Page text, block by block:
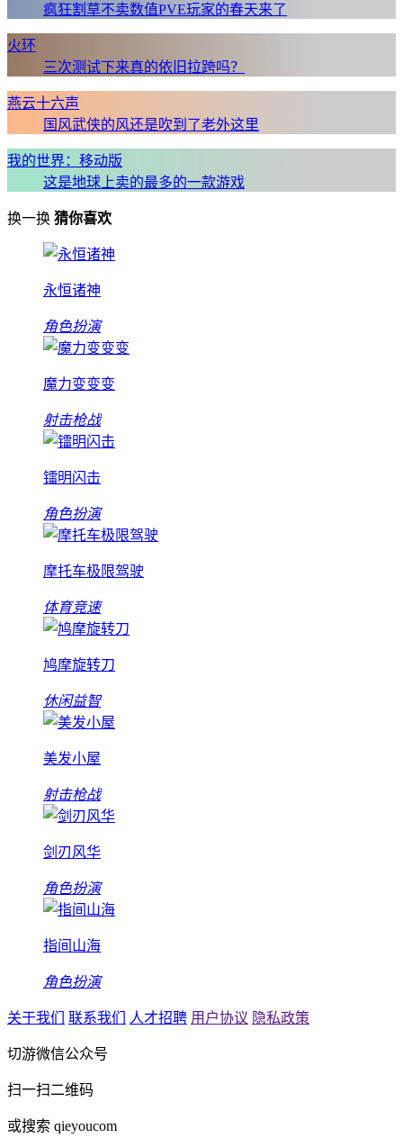
疯狂割草不卖数值PVE玩家的春天来了
火环
三次测试下来真的依旧拉跨吗？
燕云十六声
国风武侠的风还是吹到了老外这里
我的世界：移动版
这是地球上卖的最多的一款游戏
换一换 猜你喜欢
永恒诸神
角色扮演
魔力变变变
射击枪战
镭明闪击
角色扮演
摩托车极限驾驶
体育竞速
鸠摩旋转刀
休闲益智
美发小屋
射击枪战
剑刃风华
角色扮演
指间山海
角色扮演
关于我们 联系我们 人才招聘 用户协议 隐私政策
切游微信公众号
扫一扫二维码
或搜索 qieyoucom